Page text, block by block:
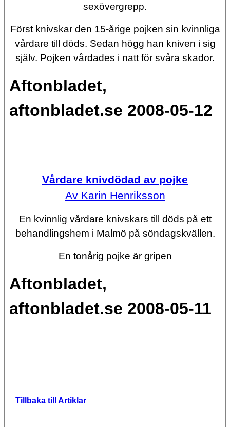
sexövergrepp.
Först knivskar den 15-årige pojken sin kvinnliga
vårdare till döds. Sedan högg han kniven i sig
själv. Pojken vårdades i natt för svåra skador.
Aftonbladet,
aftonbladet.se 2008-05-12
Vårdare knivdödad av pojke
Av Karin Henriksson
En kvinnlig vårdare knivskars till döds på ett
behandlingshem i Malmö på söndagskvällen.
En tonårig pojke är gripen
Aftonbladet,
aftonbladet.se 2008-05-11
Tillbaka till Artiklar